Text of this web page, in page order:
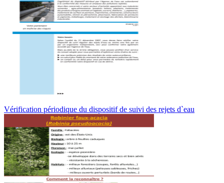
Vérification périodique du dispositif de suivi des rejets d`eau